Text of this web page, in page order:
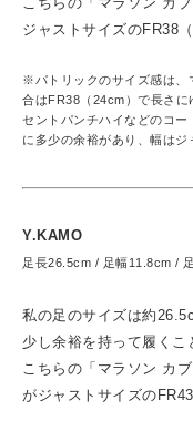
ジャストサイズのFR38
※パトリックのサイズ感は、
合はFR38（24cm）で長さ
セントパンチハイなどのコ
に多少の余裕があり、幅はジ
Y.KAMO
足長26.5cm / 足幅11.8cm /
私の足のサイズは約
少し余裕を持って履くこ
こちらの「マラソン カ
がジャストサイズの